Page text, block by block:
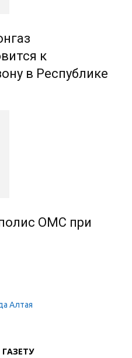
к
в Республике
ОМС при